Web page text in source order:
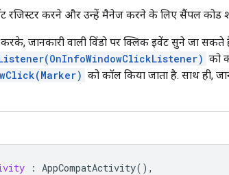
रजिस्टर करने और उन्हें मैनेज करने के लिए सैंपल कोड
जानकारी वाली विंडो पर क्लिक इवेंट सुने जा
को
को कॉल किया जाता है. साथ ही,
: AppCompatActivity(),